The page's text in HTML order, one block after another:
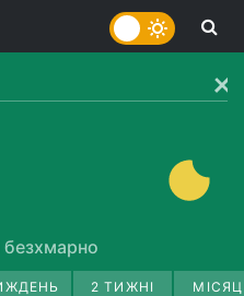
безхмарно
2 ТИЖНІ